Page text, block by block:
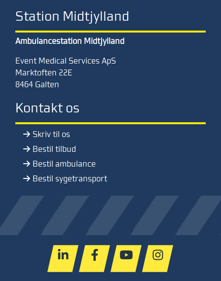
Station Midtjylland
Ambulancestation Midtjylland
Event Medical Services ApS
Marktoften 22E
8464 Galten
Kontakt os
Skriv til os
Bestil tilbud
Bestil ambulance
Bestil sygetransport